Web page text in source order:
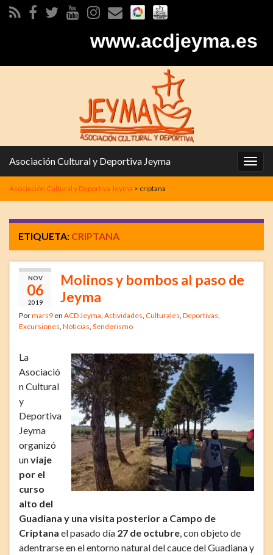
www.acdjeyma.es
la
Asociación Cultural y Deportiva Jeyma
Asociación Cultural y Deportiva Jeyma > criptana
ETIQUETA: CRIPTANA
NOV
06
2019
Molinos y bombos al paso de
Jeyma
Pormars9 en ACD Jeyma Actividades Culturales Deportivas
Excursiones Noticias Senderismo
La
Asociació
n Cultural
y
Deportiva
Jeyma
organizó
unviaje
por el
curso
alto del
Guadiana y una visita posterior a Campo de
Criptana el pasado día 27 de octubre , con objeto de
adentrarse en el entorno natural del cauce del Guadiana y